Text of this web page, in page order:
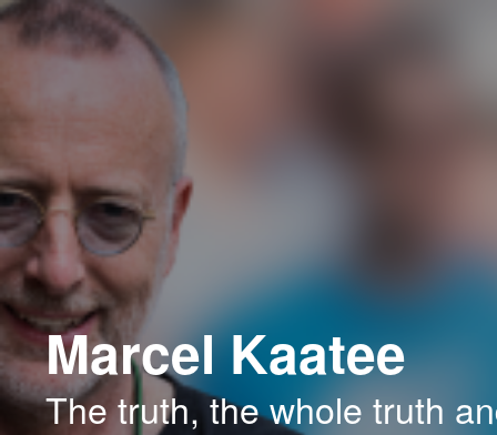
Spring
Spring
Marcel Kaatee
The truth, the whole truth